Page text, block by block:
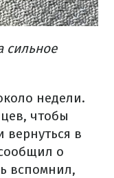
сильное
недели.
чтобы
вернуться в
о
вспомнил,